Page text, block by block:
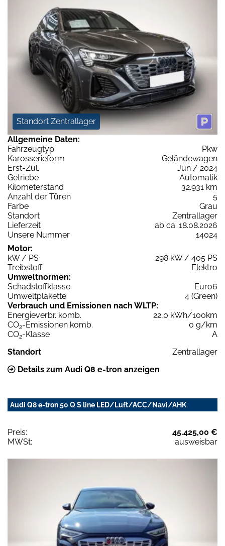
Standort Zentrallager
Allgemeine Daten:
Fahrzeugtyp
Pkw
Karosserieform
Geländewagen
Erst-Zul.
Jun / 2024
Getriebe
Automatik
Kilometerstand
32.931 km
Anzahl der Türen
5
Farbe
Grau
Standort
Zentrallager
Lieferzeit
ab ca. 18.08.2026
Unsere Nummer
14024
Motor:
kW / PS
298 kW / 405 PS
Treibstoff
Elektro
Umweltnormen:
Schadstoffklasse
Euro6
Umweltplakette
4 (Green)
Verbrauch und Emissionen nach WLTP:
Energieverbr. komb.
22,0 kWh/100km
CO2-Emissionen komb.
0 g/km
CO2-Klasse
A
Standort
Zentrallager
Details zum Audi Q8 e-tron anzeigen
Audi Q8 e-tron 50 Q S line LED/Luft/ACC/Navi/AHK
Preis:
45.425,00 €
MWSt:
ausweisbar